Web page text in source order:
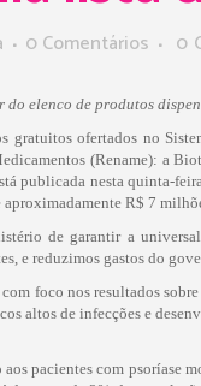
0 Comentários 0
elenco de produtos
ofertados no
(Rename): a
publicada nesta quinta-
aproximadamente R$ 7
de garantir a
e reduzimos gastos do
foco nos resultados
altos de infecções e
aos pacientes com